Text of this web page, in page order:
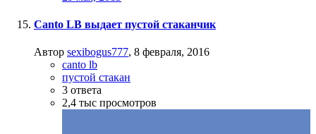
Canto LB выдает пустой стаканчик
Автор sexibogus777, 8 февраля, 2016
canto lb
пустой стакан
3 ответа
2,4 тыс просмотров